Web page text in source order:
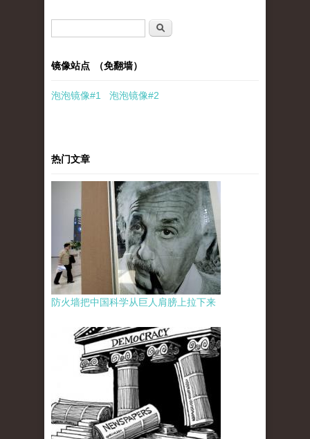
搜索
镜像站点 （免翻墙）
泡泡镜像#1 泡泡镜像#2
热门文章
防火墙把中国科学从巨人肩膀上拉下来